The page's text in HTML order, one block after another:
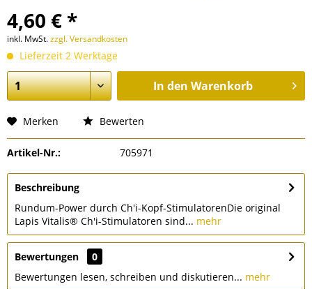
4,60 € *
inkl. MwSt.zzgl. Versandkosten
Lieferzeit 2 Werktage
In den Warenkorb
Merken Bewerten
Artikel-Nr.: 705971
Beschreibung
Rundum-Power durch Ch'i-Kopf-StimulatorenDie original
Lapis Vitalis® Ch'i-Stimulatoren sind... mehr
Bewertungen
0
Bewertungen lesen, schreiben und diskutieren... mehr